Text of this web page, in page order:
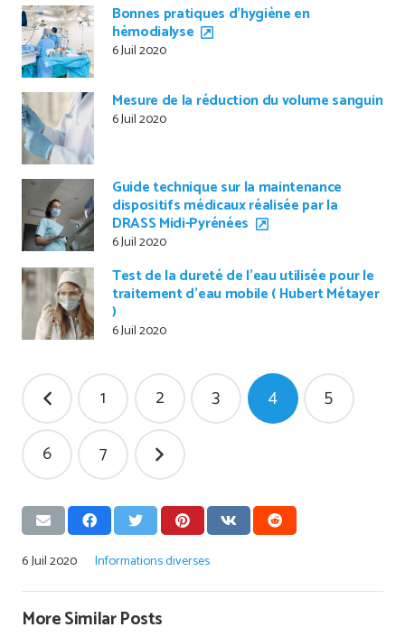
Bonnes pratiques d’hygiène en
hémodialyse
6 Juil 2020
Mesure de la réduction du volume sanguin
6 Juil 2020
Guide technique sur la maintenance
dispositifs médicaux réalisée par la
DRASS Midi-Pyrénées
6 Juil 2020
Test de la dureté de l’eau utilisée pour le
traitement d’eau mobile ( Hubert Métayer
)
6 Juil 2020
Pagination
des
publications
1 2 3 4 5
6 7
6 Juil 2020 Informations diverses
More Similar Posts